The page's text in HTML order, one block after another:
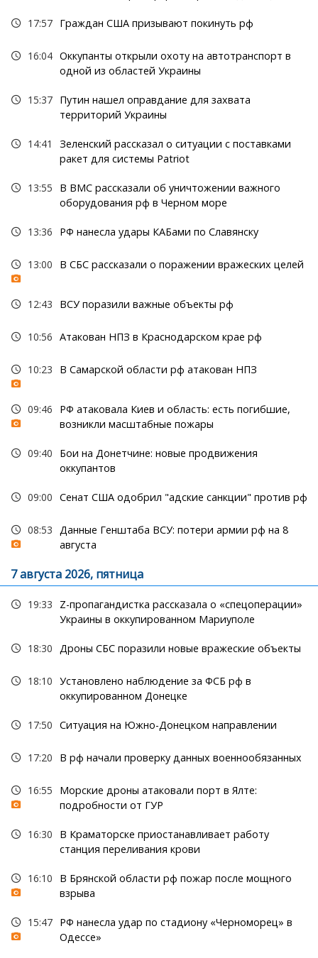
17:57 Граждан США призывают покинуть рф
16:04 Оккупанты открыли охоту на автотранспорт в
одной из областей Украины
15:37 Путин нашел оправдание для захвата
территорий Украины
14:41
Зеленский рассказал о ситуации с поставками
ракет для системы Patriot
13:55
В ВМС рассказали об уничтожении важного
оборудования рф в Черном море
13:36 РФ нанесла удары КАБами по Славянску
13:00 В СБС рассказали о поражении вражеских целей
12:43 ВСУ поразили важные объекты рф
10:56 Атакован НПЗ в Краснодарском крае рф
10:23 В Самарской области рф атакован НПЗ
09:46
РФ атаковала Киев и область: есть погибшие,
возникли масштабные пожары
09:40
Бои на Донетчине: новые продвижения
оккупантов
09:00 Сенат США одобрил "адские санкции" против рф
08:53 Данные Генштаба ВСУ: потери армии рф на 8
августа
7 августа 2026, пятница
19:33
Z-пропагандистка рассказала о «спецоперации»
Украины в оккупированном Мариуполе
18:30 Дроны СБС поразили новые вражеские объекты
18:10 Установлено наблюдение за ФСБ рф в
оккупированном Донецке
17:50 Ситуация на Южно-Донецком направлении
17:20 В рф начали проверку данных военнообязанных
16:55
Морские дроны атаковали порт в Ялте:
подробности от ГУР
16:30
В Краматорске приостанавливает работу
станция переливания крови
16:10
В Брянской области рф пожар после мощного
взрыва
15:47 РФ нанесла удар по стадиону «Черноморец» в
Одессе»